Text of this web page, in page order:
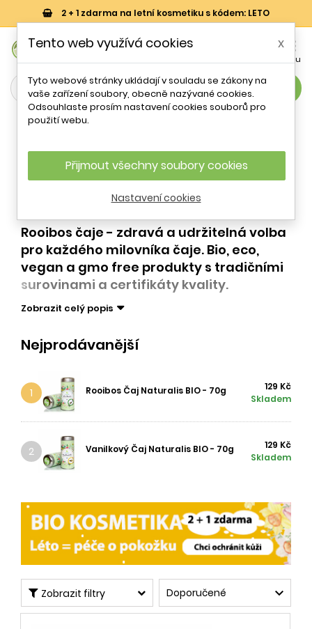
2 + 1 zdarma na letní kosmetiku s kódem: LETO

Menu
search
Čaje
Rooibos čaje - zdravá a udržitelná volba
pro každého milovníka čaje. Bio, eco,
vegan a gmo free produkty s tradičními
surovinami a certifikáty kvality.
Zobrazit celý popis
Nejprodávanější
1 Rooibos Čaj Naturalis BIO - 70g
129 Kč
Skladem
2 Vanilkový Čaj Naturalis BIO - 70g
129 Kč
Skladem
Zobrazit filtry Doporučené 
Tento web využívá cookies x
Tyto webové stránky ukládají v souladu se zákony na
vaše zařízení soubory, obecně nazývané cookies.
Odsouhlaste prosím nastavení cookies souborů pro
použití webu.
Přijmout všechny soubory cookies
Nastavení cookies